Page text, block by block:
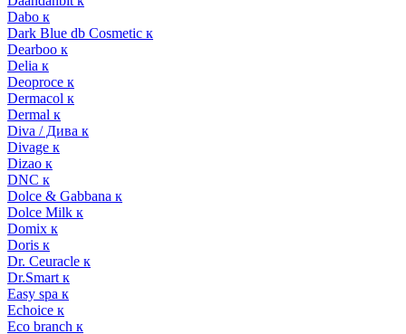
Dabo к
Dark Blue db Cosmetic к
Dearboo к
Delia к
Deoproce к
Dermacol к
Dermal к
Diva / Дива к
Divage к
Dizao к
DNC к
Dolce & Gabbana к
Dolce Milk к
Domix к
Doris к
Dr. Ceuracle к
Dr.Smart к
Easy spa к
Echoice к
Eco branch к